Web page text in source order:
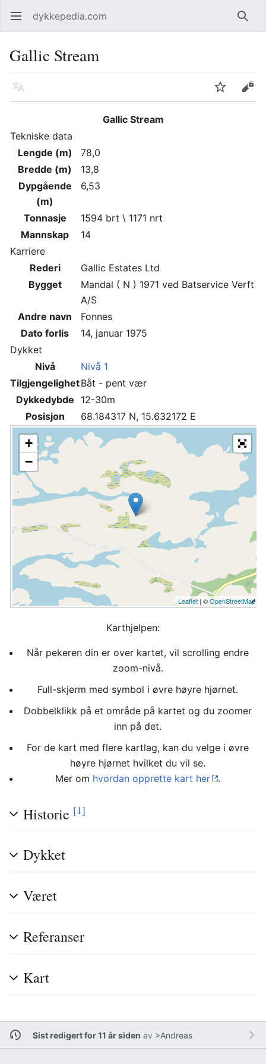
Åpne hovedmenyen dykkepedia.com Søk
Gallic Stream
Språk Overvåk Rediger
Gallic Stream
Tekniske data
Lengde (m)
78,0
Bredde (m)
13,8
Dypgående
(m)
6,53
Tonnasje
1594 brt \ 1171 nrt
Mannskap
14
Karriere
Rederi
Gallic Estates Ltd
Bygget
Mandal ( N ) 1971 ved Batservice Verft
A/S
Andre navn
Fonnes
Dato forlis
14, januar 1975
Dykket
Nivå
Nivå 1
TilgjengelighetBåt - pent vær
Dykkedybde
12-30m
Posisjon
68.184317 N, 15.632172 E
+
−
Leaflet | ©OpenStreetMap
Karthjelpen:
Når pekeren din er over kartet, vil scrolling endre
zoom-nivå.
Full-skjerm med symbol i øvre høyre hjørnet.
Dobbelklikk på et område på kartet og du zoomer
inn på det.
For de kart med flere kartlag, kan du velge i øvre
høyre hjørnet hvilket du vil se.
Mer om hvordan opprette kart her .
Historie [1]
Dykket
Været
Referanser
Kart
Sist redigert for 11 år siden av >Andreas